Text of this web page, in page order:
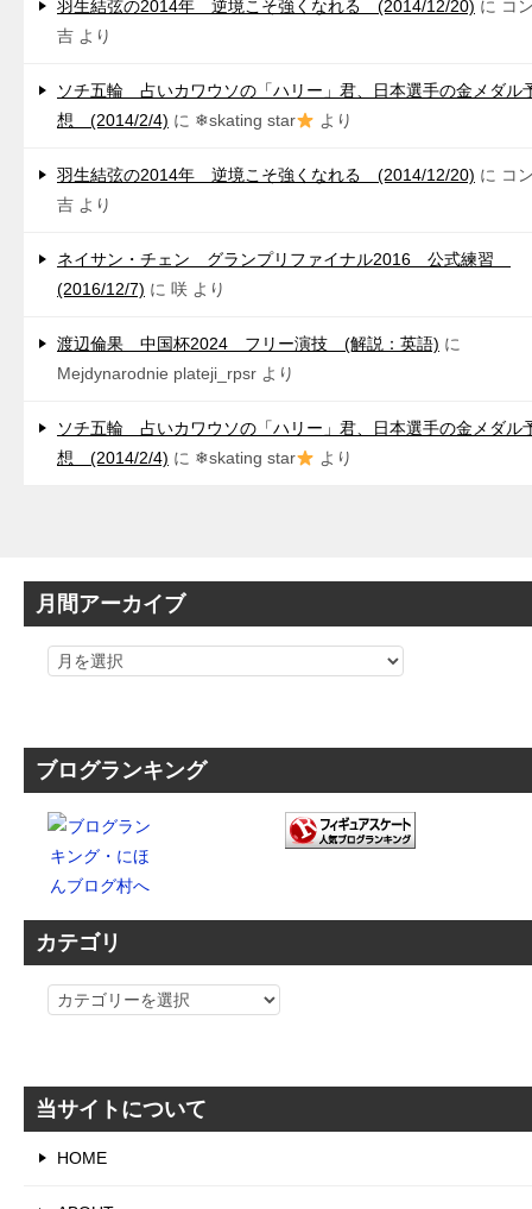
羽生結弦の2014年 逆境こそ強くなれる (2014/12/20) に コ
吉 より
ソチ五輪 占いカワウソの「ハリー」君、日本選手の金メダル
想 (2014/2/4) に ❄skating star より
羽生結弦の2014年 逆境こそ強くなれる (2014/12/20) に コ
吉 より
ネイサン・チェン グランプリファイナル2016 公式練習
(2016/12/7) に 咲 より
渡辺倫果 中国杯2024 フリー演技 (解説：英語) に
Mejdynarodnie plateji_rpsr より
ソチ五輪 占いカワウソの「ハリー」君、日本選手の金メダル
想 (2014/2/4) に ❄skating star より
月間アーカイブ
ブログランキング
カテゴリ
カ
リ
当サイトについて
HOME